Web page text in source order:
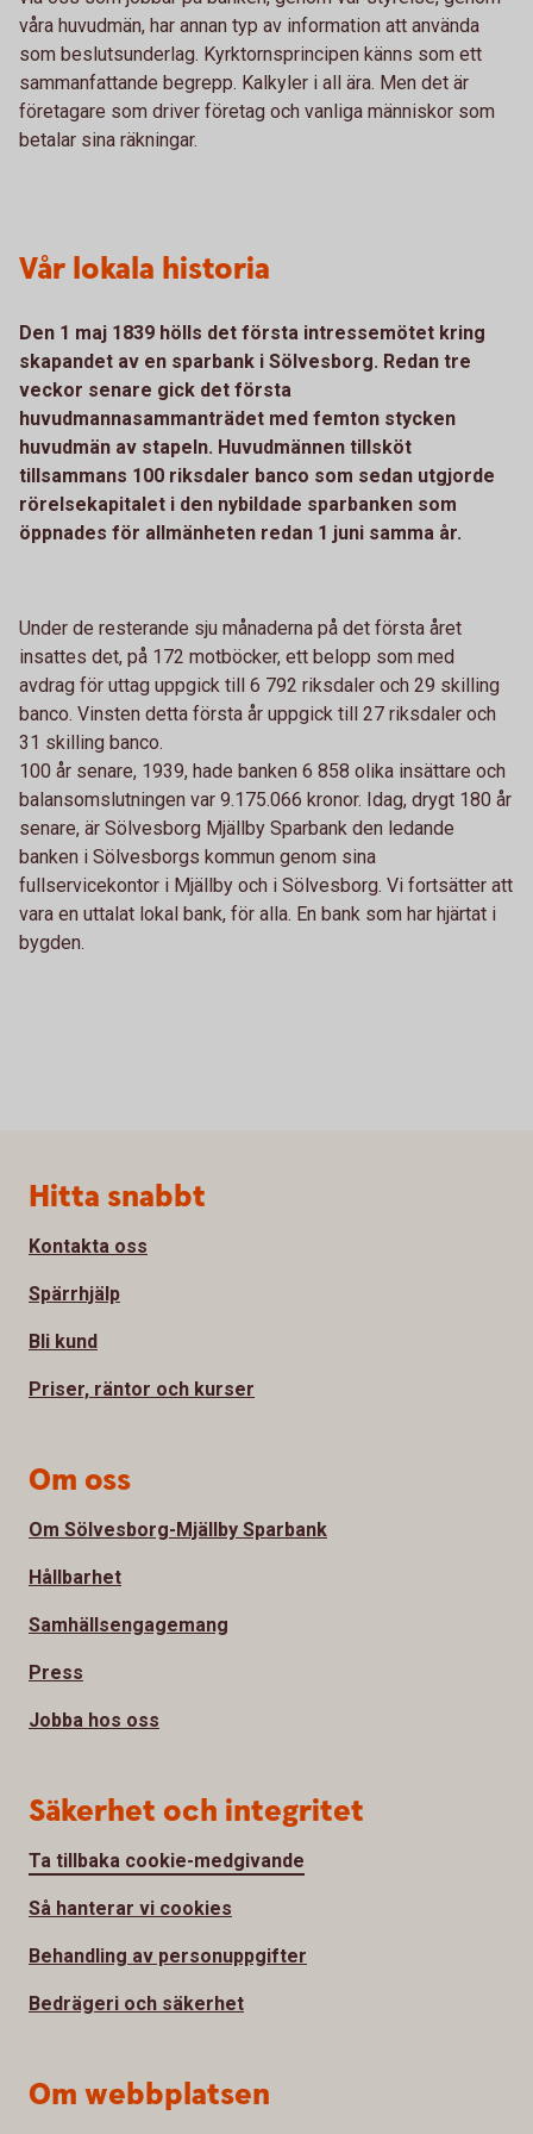
våra huvudmän, har annan typ av information att använda
som beslutsunderlag. Kyrktornsprincipen känns som ett
sammanfattande begrepp. Kalkyler i all ära. Men det är
företagare som driver företag och vanliga människor som
betalar sina räkningar.
Vår lokala historia
Den 1 maj 1839 hölls det första intressemötet kring
skapandet av en sparbank i Sölvesborg. Redan tre
veckor senare gick det första
huvudmannasammanträdet med femton stycken
huvudmän av stapeln. Huvudmännen tillsköt
tillsammans 100 riksdaler banco som sedan utgjorde
rörelsekapitalet i den nybildade sparbanken som
öppnades för allmänheten redan 1 juni samma år.
Under de resterande sju månaderna på det första året
insattes det, på 172 motböcker, ett belopp som med
avdrag för uttag uppgick till 6 792 riksdaler och 29 skilling
banco. Vinsten detta första år uppgick till 27 riksdaler och
31 skilling banco.
100 år senare, 1939, hade banken 6 858 olika insättare och
balansomslutningen var 9.175.066 kronor. Idag, drygt 180 år
senare, är Sölvesborg Mjällby Sparbank den ledande
banken i Sölvesborgs kommun genom sina
fullservicekontor i Mjällby och i Sölvesborg. Vi fortsätter att
vara en uttalat lokal bank, för alla. En bank som har hjärtat i
bygden.
Sidfot
Hitta snabbt
Kontakta oss
Spärrhjälp
Bli kund
Priser, räntor och kurser
Om oss
Om Sölvesborg-Mjällby Sparbank
Hållbarhet
Samhällsengagemang
Press
Jobba hos oss
Säkerhet och integritet
Ta tillbaka cookie-medgivande
Så hanterar vi cookies
Behandling av personuppgifter
Bedrägeri och säkerhet
Om webbplatsen